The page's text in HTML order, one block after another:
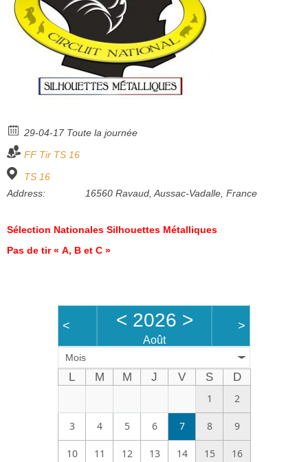
Bénévoles
Vidéos
Boutique
29-04-17 Toute la journée
FF Tir TS 16
TS 16
Address:
16560 Ravaud, Aussac-Vadalle, France
Sélection Nationales Silhouettes Métalliques
Pas de tir « A, B et C »
< < 2026 >
Août
>
Mois
L M M J V S
D
1
2
3 4 5 6 7 8 9
10 11 12 13 14 15 16